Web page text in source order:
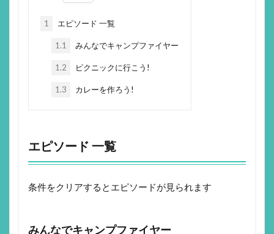
1 エピソード 一覧
1.1 みんなでキャンプファイヤー
1.2 ピクニックに行こう!
1.3 カレーを作ろう!
エピソード 一覧
条件をクリアするとエピソードが見られます
みんなでキャンプファイヤー